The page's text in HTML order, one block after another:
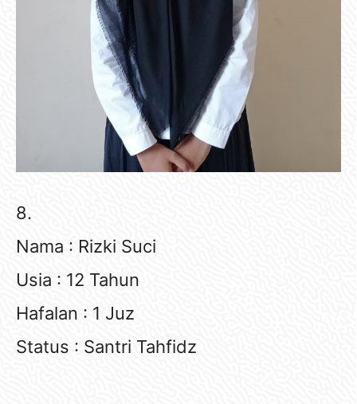
8.
Nama : Rizki Suci
Usia : 12 Tahun
Hafalan : 1 Juz
Status : Santri Tahfidz